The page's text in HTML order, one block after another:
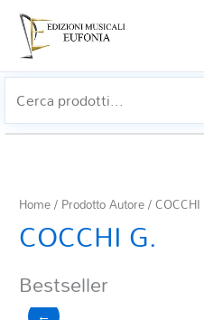
Home/ Prodotto Autore / COCCHI
COCCHI G.
Bestseller